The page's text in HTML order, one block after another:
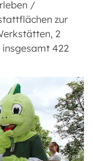
/
zur
2
422